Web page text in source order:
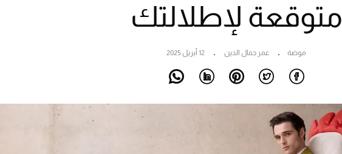
متوقعة لإطلالتك
موضة عمر جمال الدين 12 أبريل 2025